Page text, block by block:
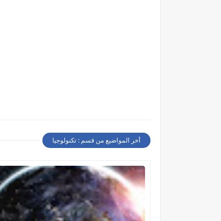
أخر المواضيع من قسم : تكنولوجيا